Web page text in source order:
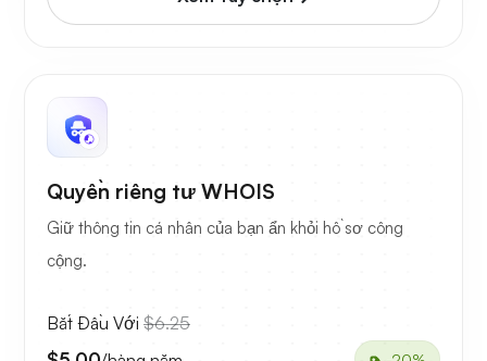
Quyền riêng tư WHOIS
Giữ thông tin cá nhân của bạn ẩn khỏi hồ sơ công
cộng.
Bắt Đầu Với $6.25